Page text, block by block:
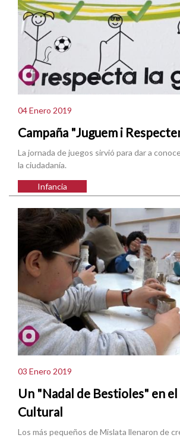
04 Enero 2019
Campaña "Juguem i
La jornada de juegos sirvió para dar a
la ciudadanía.
Infancia
03 Enero 2019
Un "Nadal de Bestioles" en
Cultural
Los más pequeños de Mislata llenaron de